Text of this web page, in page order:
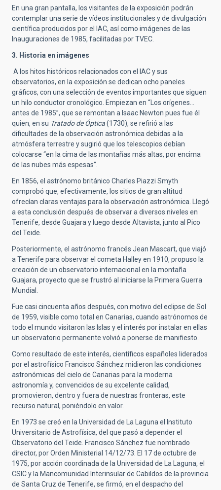
En una gran pantalla, los visitantes de la exposición podrán
contemplar una serie de vídeos institucionales y de divulgación
científica producidos por el IAC, así como imágenes de las
Inauguraciones de 1985, facilitadas por TVEC.
3. Historia en imágenes
A los hitos históricos relacionados con el IAC y sus
observatorios, en la exposición se dedican ocho paneles
gráficos, con una selección de eventos importantes que siguen
un hilo conductor cronológico. Empiezan en “Los orígenes…
antes de 1985”, que se remontan a Isaac Newton pues fue él
quien, en su Tratado de Óptica(1730), se refirió a las
dificultades de la observación astronómica debidas a la
atmósfera terrestre y sugirió que los telescopios debían
colocarse “en la cima de las montañas más altas, por encima
de las nubes más espesas”.
En 1856, el astrónomo británico Charles Piazzi Smyth
comprobó que, efectivamente, los sitios de gran altitud
ofrecían claras ventajas para la observación astronómica. Llegó
a esta conclusión después de observar a diversos niveles en
Tenerife, desde Guajara y luego desde Altavista, junto al Pico
del Teide.
Posteriormente, el astrónomo francés Jean Mascart, que viajó
a Tenerife para observar el cometa Halley en 1910, propuso la
creación de un observatorio internacional en la montaña
Guajara, proyecto que se frustró al iniciarse la Primera Guerra
Mundial.
Fue casi cincuenta años después, con motivo del eclipse de Sol
de 1959, visible como total en Canarias, cuando astrónomos de
todo el mundo visitaron las Islas y el interés por instalar en ellas
un observatorio permanente volvió a ponerse de manifiesto.
Como resultado de este interés, científicos españoles liderados
por el astrofísico Francisco Sánchez midieron las condiciones
astronómicas del cielo de Canarias para la moderna
astronomía y, convencidos de su excelente calidad,
promovieron, dentro y fuera de nuestras fronteras, este
recurso natural, poniéndolo en valor.
En 1973 se creó en la Universidad de La Laguna el Instituto
Universitario de Astrofísica, del que pasó a depender el
Observatorio del Teide. Francisco Sánchez fue nombrado
director, por Orden Ministerial 14/12/73. El 17 de octubre de
1975, por acción coordinada de la Universidad de La Laguna, el
CSIC y la Mancomunidad Interinsular de Cabildos de la provincia
de Santa Cruz de Tenerife, se firmó, en el despacho del